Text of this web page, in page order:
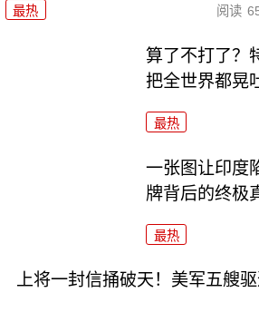
最热 阅读
算了不打了？
把全世界都晃
最热
一张图让印度
牌背后的终极
最热
上将一封信捅破天！美军五艘驱